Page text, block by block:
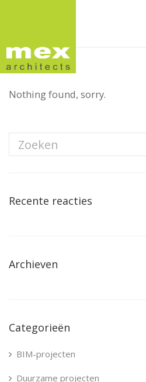
Nothing found, sorry.
Recente reacties
Archieven
Categorieën
BIM-projecten
Duurzame projecten